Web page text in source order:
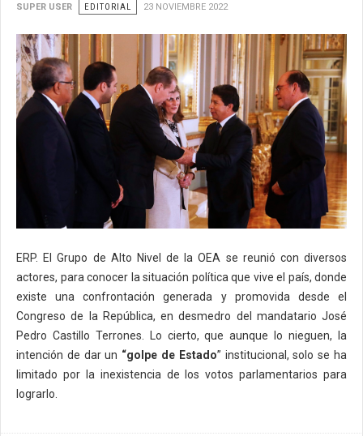
SUPER USER EDITORIAL 23 NOVIEMBRE 2022
ERP. El Grupo de Alto Nivel de la OEA se reunió con diversos
actores, para conocer la situación política que vive el país, donde
existe una confrontación generada y promovida desde el
Congreso de la República, en desmedro del mandatario José
Pedro Castillo Terrones. Lo cierto, que aunque lo nieguen, la
intención de dar un “golpe de Estado” institucional, solo se ha
limitado por la inexistencia de los votos parlamentarios para
lograrlo.